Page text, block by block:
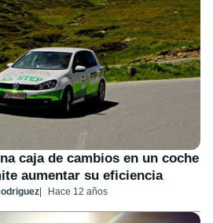
caja de cambios en un coche
aumentar su eficiencia
Hace 12 años